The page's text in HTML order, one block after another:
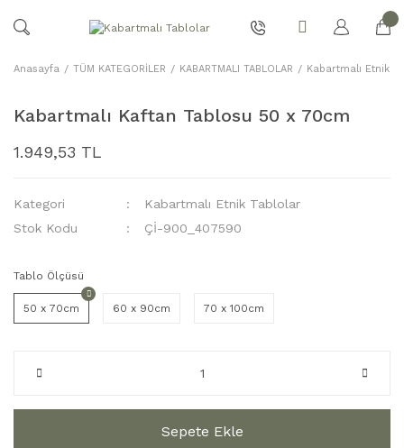
Anasayfa TÜM KATEGORİLER KABARTMALI TABLOLAR Kabartmalı Etnik
Kabartmalı Kaftan Tablosu 50 x 70cm
1.949,53 TL
Kategori
Kabartmalı Etnik Tablolar
Stok Kodu
Çİ-900_407590
Tablo Ölçüsü
50 x 70cm 60 x 90cm 70 x 100cm
Sepete Ekle